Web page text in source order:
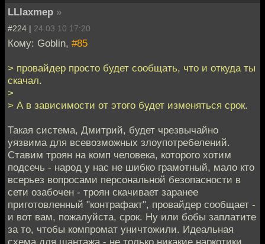
LLlaxmep »
#224 | 24.03.10 17:20
Кому: Goblin, #85
> провайдер просто будет сообщать, что и откуда ты
скачал.
>
> А в зависимости от этого будет изменяться срок.
Такая система, Дмитрий, будет чрезвычайно
уязвима для всевозможных злоупотребелений.
Ставим троян на комп человека, которого хотим
подсечь - народ у нас не шибко грамотный, мало кто
всерьез вопросами персональной безопасности в
сети озабочен - троян скачивает заранее
приготовленный "контрафакт", провайдер сообщает -
и вот вам, пожалуйста, срок. Ну или бобы заплатите
за то, чтобы компромат уничтожили. Идеальная
схема для шантажа - не только никакие наркотики